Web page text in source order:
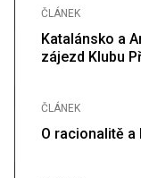
ČLÁNEK
Katalánsko a
zájezd Klubu
ČLÁNEK
O racionalitě a